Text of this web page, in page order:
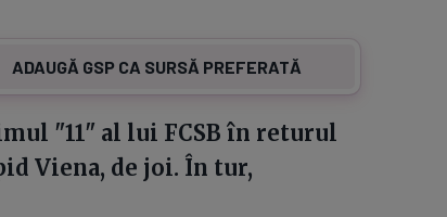
ADAUGĂ GSP CA SURSĂ PREFERATĂ
"11" al lui FCSB în returul
Viena, de joi. În tur,